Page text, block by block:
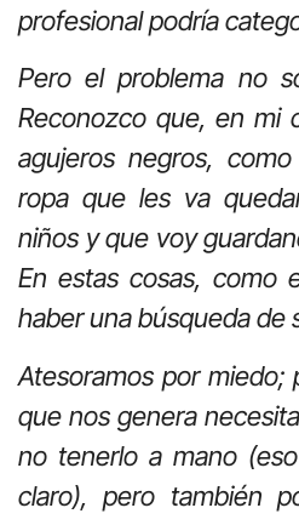
profesional podría
Pero el problema no
Reconozco que, en mi
agujeros negros,
ropa que les va
niños y que voy
En estas cosas, como
haber una búsqueda de
Atesoramos por miedo;
que nos genera
no tenerlo a mano
claro), pero también